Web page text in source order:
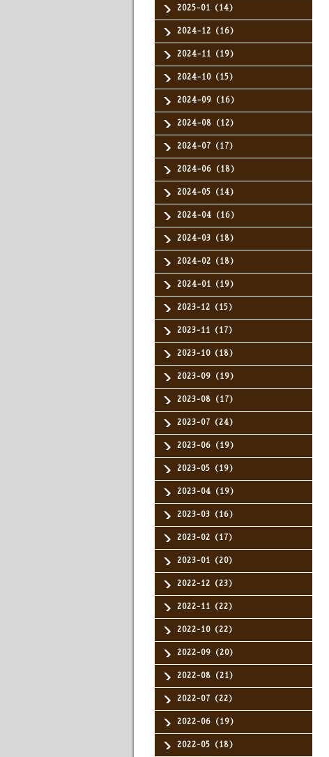
2025-01（14）
2024-12（16）
2024-11（19）
2024-10（15）
2024-09（16）
2024-08（12）
2024-07（17）
2024-06（18）
2024-05（14）
2024-04（16）
2024-03（18）
2024-02（18）
2024-01（19）
2023-12（15）
2023-11（17）
2023-10（18）
2023-09（19）
2023-08（17）
2023-07（24）
2023-06（19）
2023-05（19）
2023-04（19）
2023-03（16）
2023-02（17）
2023-01（20）
2022-12（23）
2022-11（22）
2022-10（22）
2022-09（20）
2022-08（21）
2022-07（22）
2022-06（19）
2022-05（18）